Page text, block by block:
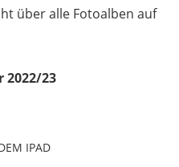
über alle Fotoalben auf
2022/23
IPAD